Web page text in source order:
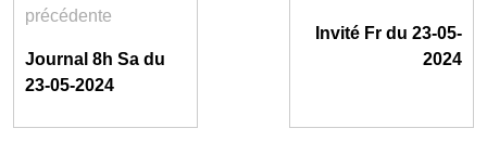
précédente
Journal 8h Sa du
23-05-2024
Invité Fr du 23-05-
2024